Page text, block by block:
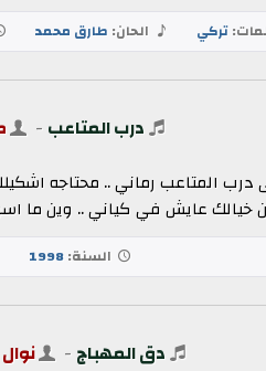
تركي الحان: طارق محمد
درب المتاعب -
المتاعب رماني .. محتاجه
خيالك عايش في كياني .. وين ما
السنة:1998
دق المهباج -